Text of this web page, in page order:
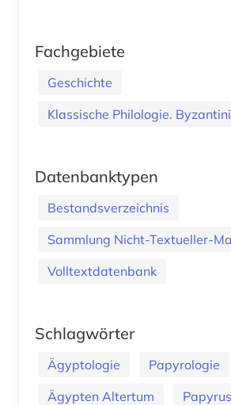
Fachgebiete
Geschichte
Klassische Philologie.
Datenbanktypen
Bestandsverzeichnis
Sammlung Nicht-Textueller-
Volltextdatenbank
Schlagwörter
Ägyptologie
Papyrologie
Ägypten Altertum
Papyrus